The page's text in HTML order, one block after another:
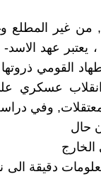
غير المطلع
، يعتبر عهد
القومي
عسكري
وفي
حال
دقيقة الى